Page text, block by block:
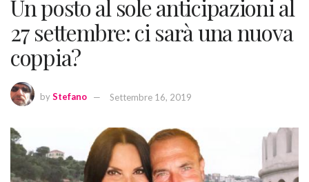
Un posto al sole anticipazioni al
27 settembre: ci sarà una nuova
coppia?
byStefano Settembre 16, 2019